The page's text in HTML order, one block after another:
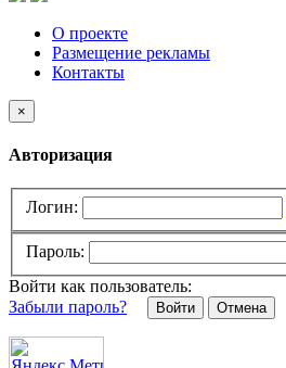
О проекте
Размещение рекламы
Контакты
×
Авторизация
Логин:
Пароль:
Войти как пользователь:
Забыли пароль?
Отмена